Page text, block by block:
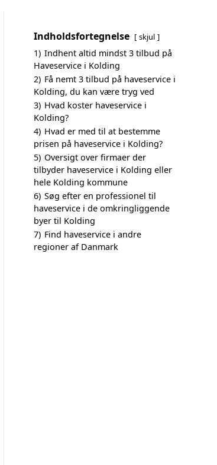
Indholdsfortegnelse skjul
1) Indhent altid mindst 3 tilbud på
Haveservice i Kolding
2) Få nemt 3 tilbud på haveservice i
Kolding, du kan være tryg ved
3) Hvad koster haveservice i
Kolding?
4) Hvad er med til at bestemme
prisen på haveservice i Kolding?
5) Oversigt over firmaer der
tilbyder haveservice i Kolding eller
hele Kolding kommune
6) Søg efter en professionel til
haveservice i de omkringliggende
byer til Kolding
7) Find haveservice i andre
regioner af Danmark